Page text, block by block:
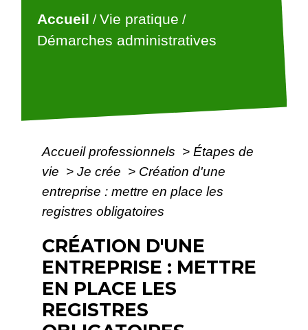
Accueil /Vie pratique /
Démarches administratives
Accueil professionnels > Étapes de
vie > Je crée > Création d'une
entreprise : mettre en place les
registres obligatoires
CRÉATION D'UNE
ENTREPRISE : METTRE
EN PLACE LES
REGISTRES